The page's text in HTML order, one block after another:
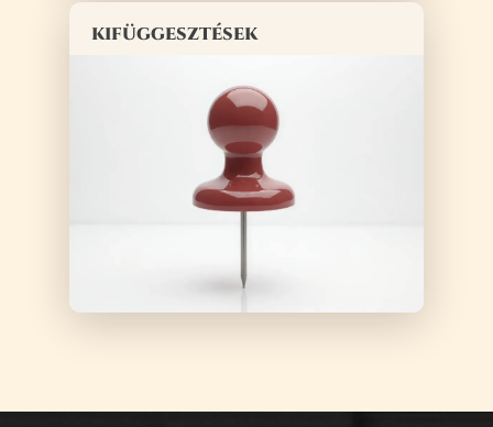
kifüggesztések